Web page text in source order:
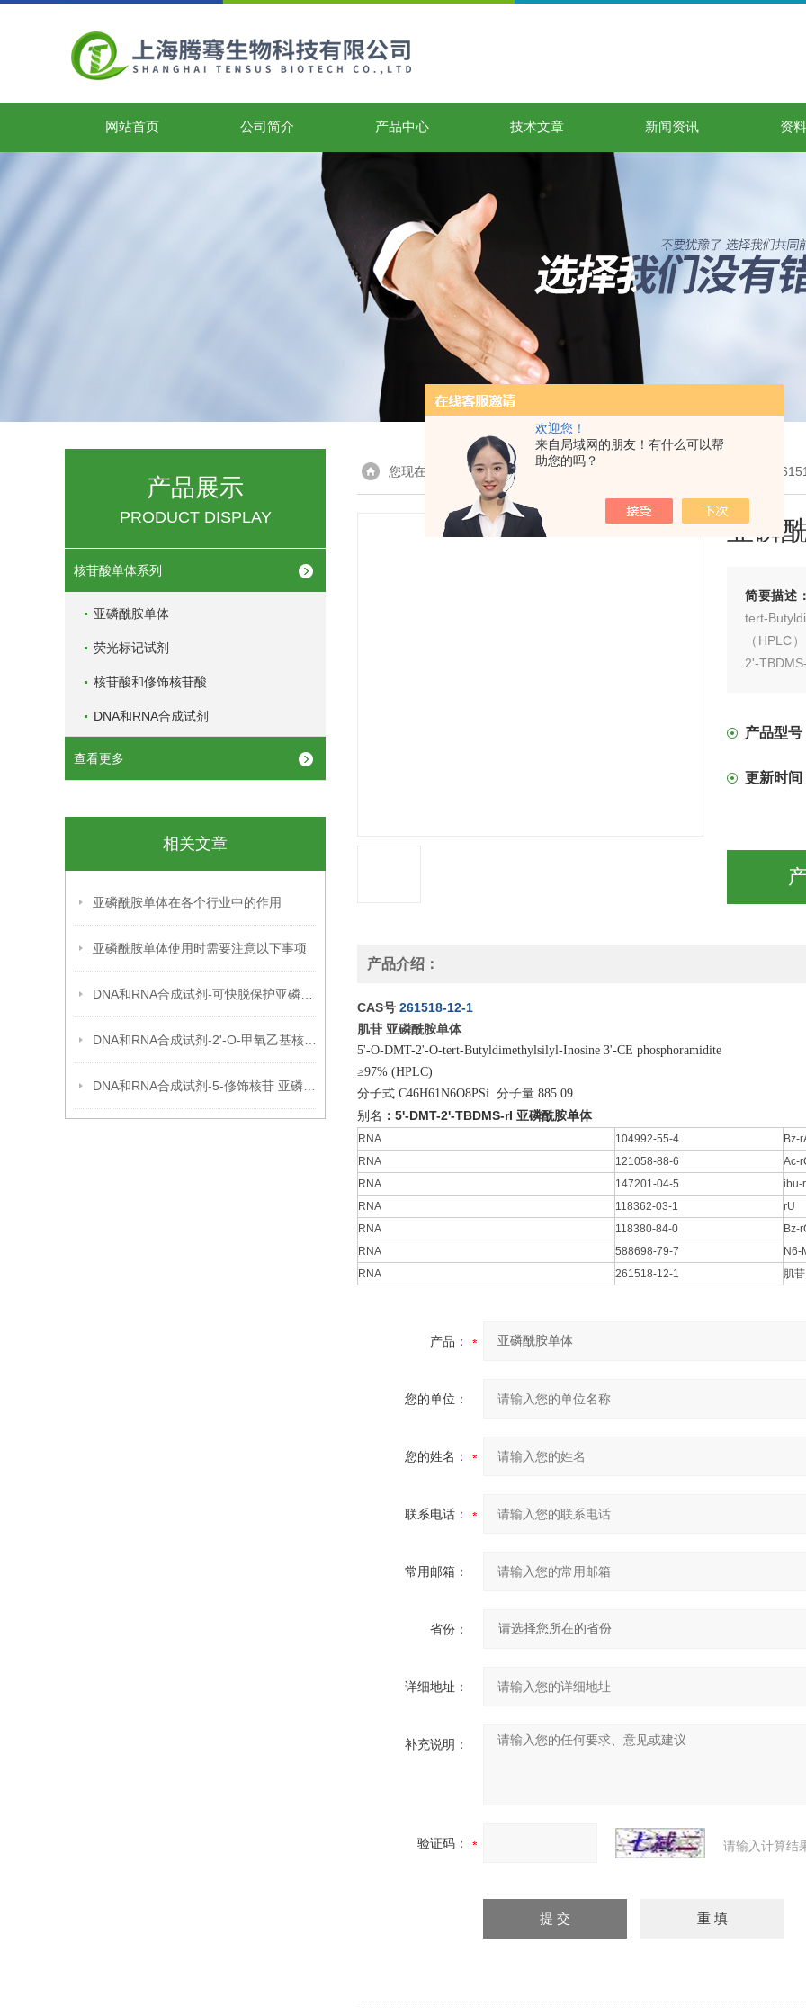
欢迎您！
来自局域网的朋友！有什么可以帮
助您的吗？
网站首页 公司简介 产品中心 技术文章 新闻资讯 资
产品展示
PRODUCT DISPLAY
核苷酸单体系列
亚磷酰胺单体
荧光标记试剂
核苷酸和修饰核苷酸
DNA和RNA合成试剂
查看更多
相关文章
亚磷酰胺单体在各个行业中的作用
亚磷酰胺单体使用时需要注意以下事项
您现在的位置：首页> 产品展示 > 核苷酸单体系列 >
亚磷
简要描述
tert-
（HPLC
2'-
产品型号
更新时间
产品介绍：
CAS号 261518-12-1
肌苷 亚磷酰胺单体
5'-O-DMT-2'-O-tert-Butyldimethylsilyl-Inosine 3'-CE phosphoramidite
≥97% (HPLC)
分子式 C46H61N6O8PSi 分子量 885.09
别名 ：5'-DMT-2'-TBDMS-rI 亚磷酰胺单体
RNA 104992-55-4
Bz-
RNA
121058-88-6
Ac-
RNA
147201-04-5
ibu-
RNA
118362-03-1
rU
RNA
118380-84-0
Bz-
RNA
588698-79-7
N6-
RNA
261518-12-1 肌苷
产品：
您的单位：
您的姓名：
联系电话：
常用邮箱：
省份：
详细地址：
补充说明：
验证码： 请输入计算结